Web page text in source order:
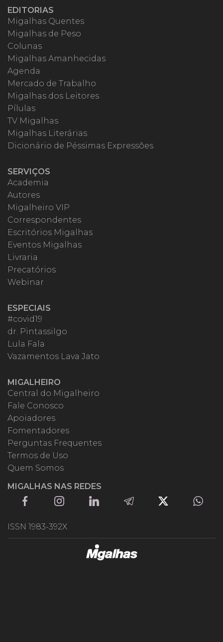
EDITORIAS
Migalhas Quentes
Migalhas de Peso
Colunas
Migalhas Amanhecidas
Agenda
Mercado de Trabalho
Migalhas dos Leitores
Pílulas
TV Migalhas
Migalhas Literárias
Dicionário de Péssimas Expressões
SERVIÇOS
Academia
Autores
Migalheiro VIP
Correspondentes
Escritórios Migalhas
Eventos Migalhas
Livraria
Precatórios
Webinar
ESPECIAIS
#covid19
dr. Pintassilgo
Lula Fala
Vazamentos Lava Jato
MIGALHEIRO
Central do Migalheiro
Fale Conosco
Apoiadores
Fomentadores
Perguntas Frequentes
Termos de Uso
Quem Somos
MIGALHAS NAS REDES
ISSN 1983-392X